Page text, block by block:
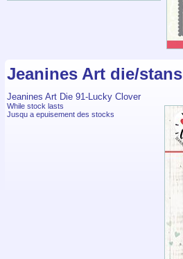
Jeanines Art die/stans
Jeanines Art Die 91-Lucky Clover
While stock lasts
Jusqu a epuisement des stocks